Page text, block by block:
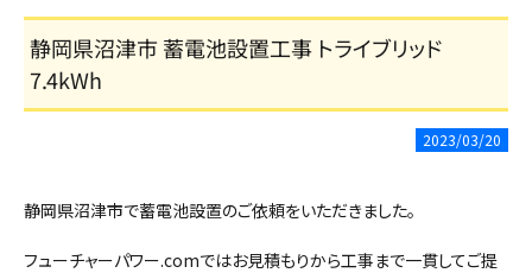
静岡県沼津市 蓄電池設置工事 トライブリッド
7.4kWh
2023/03/20
静岡県沼津市で蓄電池設置のご依頼をいただきました。
フューチャーパワー.comではお見積もりから工事まで一貫してご提